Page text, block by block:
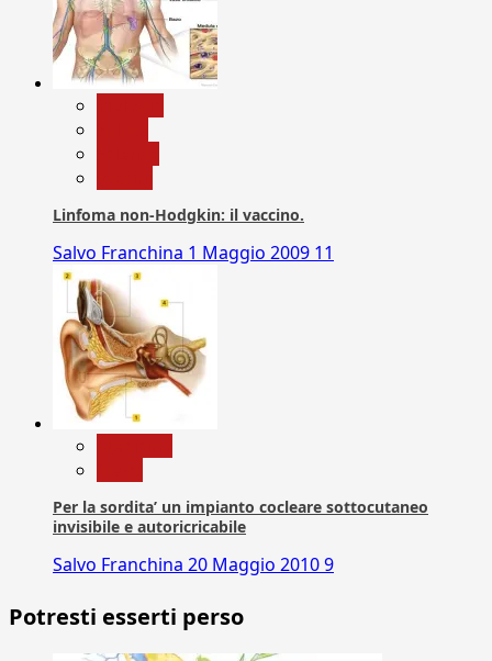
Linfoma non-Hodgkin: il vaccino.
Salvo Franchina 1 Maggio 2009 11
Per la sordita’ un impianto cocleare sottocutaneo
invisibile e autoricricabile
Salvo Franchina 20 Maggio 20109
Potresti esserti perso